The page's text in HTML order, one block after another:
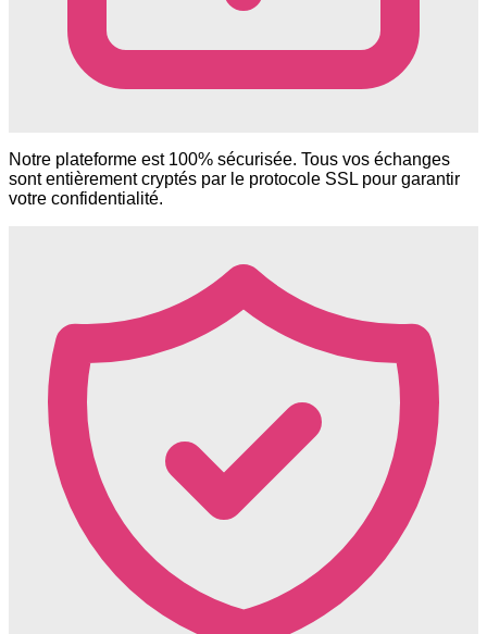
Notre plateforme est 100% sécurisée. Tous vos échanges
sont entièrement cryptés par le protocole SSL pour garantir
votre confidentialité.